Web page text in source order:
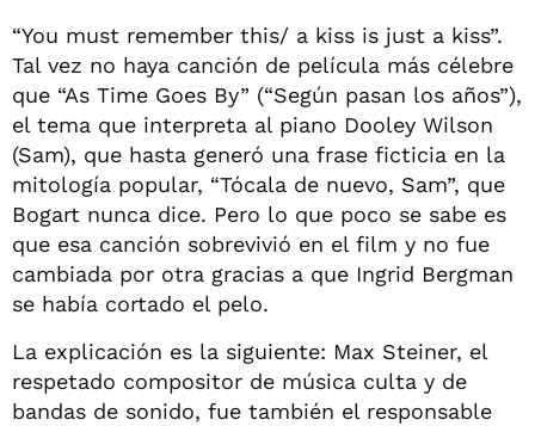
“You must remember this/ a kiss is just a kiss”.
Tal vez no haya canción de película más célebre
que “As Time Goes By” (“Según pasan los años”),
el tema que interpreta al piano Dooley Wilson
(Sam), que hasta generó una frase ficticia en la
mitología popular, “Tócala de nuevo, Sam”, que
Bogart nunca dice. Pero lo que poco se sabe es
que esa canción sobrevivió en el film y no fue
cambiada por otra gracias a que Ingrid Bergman
se había cortado el pelo.
La explicación es la siguiente: Max Steiner, el
respetado compositor de música culta y de
bandas de sonido, fue también el responsable